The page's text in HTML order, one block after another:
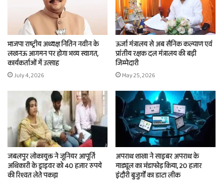
भाजपा राष्ट्रीय अध्यक्ष नितिन नवीन के
लखनऊ आगमन पर होगा भव्य स्वागत,
कार्यकर्ताओं में उत्साह
July 4, 2026
ऊर्जा मंत्रालय से अब सैनिक कल्याण एवं
प्रांतीय रक्षक दल मंत्रालय की बड़ी
जिम्मेदारी
May 25, 2026
जबलपुर लोकायुक्त ने जूनियर आपूर्ति
अधिकारी के ड्राइवर को 40 हजार रुपये
की रिश्वत लेते पकड़ा
अपराध शाखा ने साइबर अपराध के
माड्यूल का भंडाफोड़ किया, 20 हजार
इंदौरी बुजुर्गों का डाटा लीक